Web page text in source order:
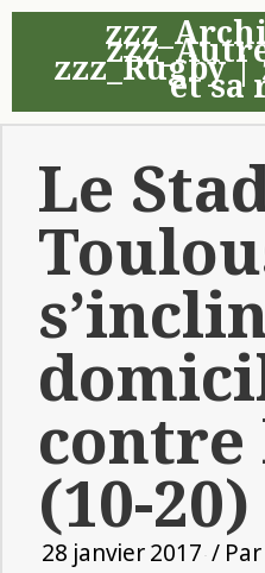
zzz_Rugby|
et sa
Le
contre
(10-20)
28 janvier 2017 / Par